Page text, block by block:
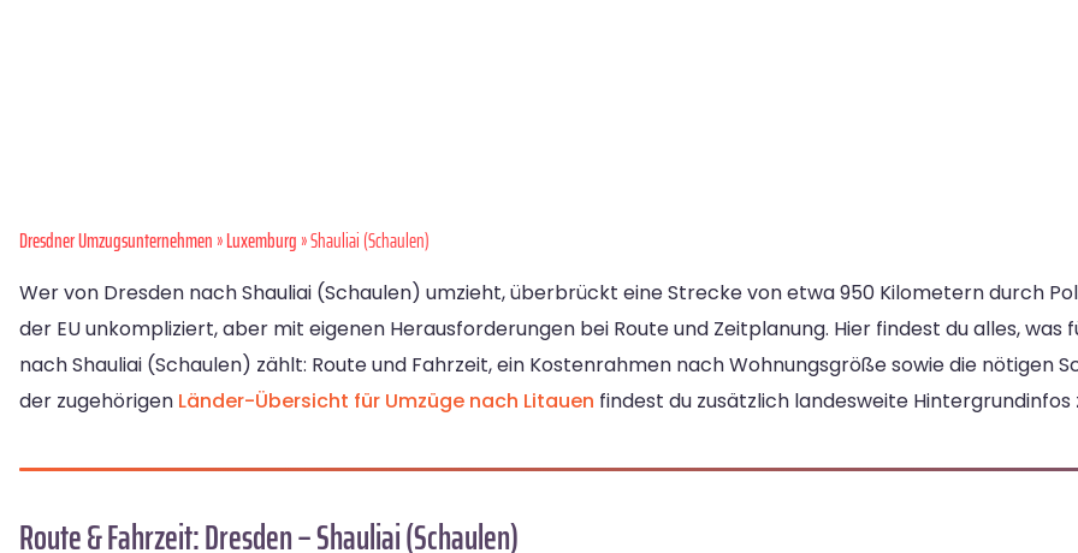
Dresdner Umzugsunternehmen»Luxemburg» Shauliai (Schaulen)
Wer von Dresden nach Shauliai (Schaulen) umzieht, überbrückt eine Strecke von etwa 950 Kilometern durch
der EU unkompliziert, aber mit eigenen Herausforderungen bei Route und Zeitplanung. Hier findest du alles, was
nach Shauliai (Schaulen) zählt: Route und Fahrzeit, ein Kostenrahmen nach Wohnungsgröße sowie die nötigen
der zugehörigen Länder-Übersicht für Umzüge nach Litauen findest du zusätzlich landesweite
Route & Fahrzeit: Dresden – Shauliai (Schaulen)